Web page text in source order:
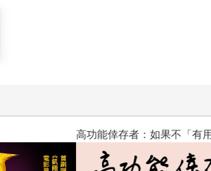
」，我還值得被愛嗎？（限量作者親簽版）